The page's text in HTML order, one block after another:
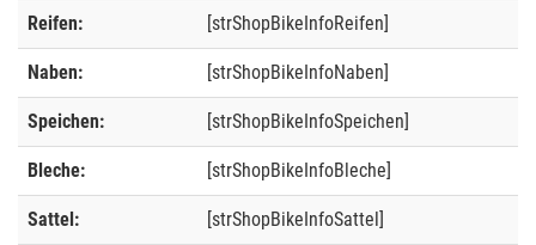
Reifen: [strShopBikeInfoReifen]
Naben: [strShopBikeInfoNaben]
Speichen: [strShopBikeInfoSpeichen]
Bleche: [strShopBikeInfoBleche]
Sattel: [strShopBikeInfoSattel]